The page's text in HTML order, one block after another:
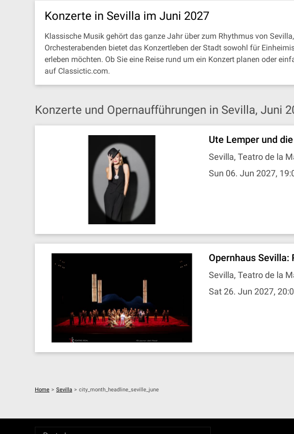
Konzerte in Sevilla im Juni 2027
Klassische Musik gehört das ganze Jahr über zum Rhythmus von
Orchesterabenden bietet das Konzertleben der Stadt sowohl für
erleben möchten. Ob Sie eine Reise rund um ein Konzert planen oder
auf Classictic.com.
Konzerte und Opernaufführungen in Sevilla, Juni
Ute Lemper und
Sevilla, Teatro de la
Sun 06. Jun 2027,
Opernhaus Sevilla:
Sevilla, Teatro de la
Sat 26. Jun 2027,
Home > Sevilla > city_month_headline_seville_june